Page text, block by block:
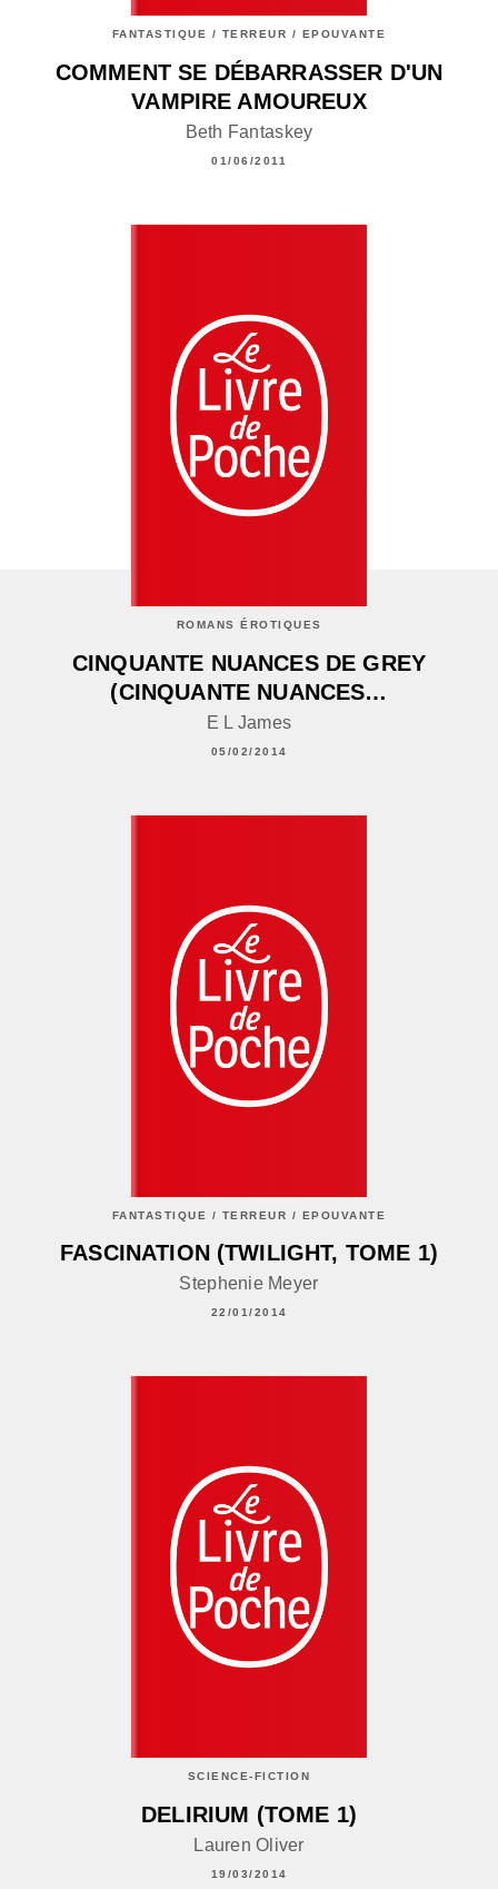
FANTASTIQUE / TERREUR / EPOUVANTE
COMMENT SE DÉBARRASSER D'UN
VAMPIRE AMOUREUX
Beth Fantaskey
01/06/2011
ROMANS ÉROTIQUES
CINQUANTE NUANCES DE GREY
(CINQUANTE NUANCES…
E L James
05/02/2014
FANTASTIQUE / TERREUR / EPOUVANTE
FASCINATION (TWILIGHT, TOME 1)
Stephenie Meyer
22/01/2014
SCIENCE-FICTION
DELIRIUM (TOME 1)
Lauren Oliver
19/03/2014